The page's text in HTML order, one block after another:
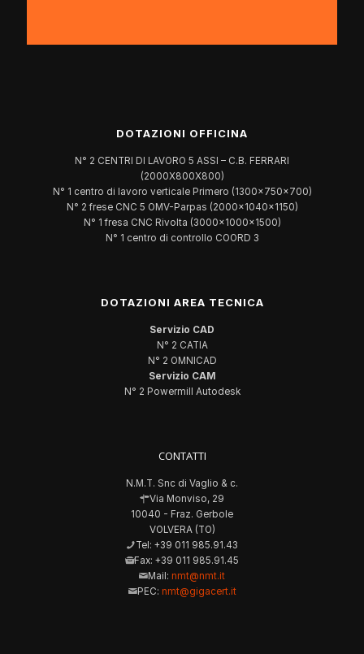
DOTAZIONI OFFICINA
N° 2 CENTRI DI LAVORO 5 ASSI – C.B. FERRARI
(2000X800X800)
N° 1 centro di lavoro verticale Primero (1300x750x700)
N° 2 frese CNC 5 OMV-Parpas (2000x1040x1150)
N° 1 fresa CNC Rivolta (3000x1000x1500)
N° 1 centro di controllo COORD 3
DOTAZIONI AREA TECNICA
Servizio CAD
N° 2 CATIA
N° 2 OMNICAD
Servizio CAM
N° 2 Powermill Autodesk
CONTATTI
N.M.T. Snc di Vaglio & c.
Via Monviso, 29
10040 - Fraz. Gerbole
VOLVERA (TO)
Tel: +39 011 985.91.43
Fax: +39 011 985.91.45
Mail: nmt@nmt.it
PEC: nmt@gigacert.it